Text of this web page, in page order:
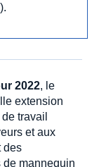
2022, le
extension
travail
et aux
des
mannequin